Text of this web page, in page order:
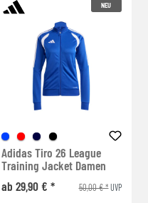
NEU
Adidas Tiro 26 League
Training Jacket Damen
ab 29,90 € *
50,00 € *UVP